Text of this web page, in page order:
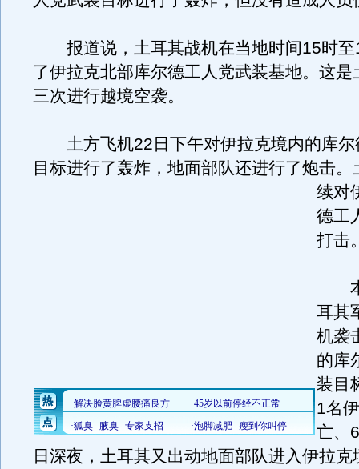
报道说，土耳其战机在当地时间15时至
了伊拉克北部库尔德工人党武装基地。这是
三次进行越境空袭。
土方飞机22日下午对伊拉克境内的库尔
目标进行了轰炸，地面部队还进行了炮击。
续对
德工
打击
本
耳其
机袭
的库
装目
1名
亡、
日深夜，土耳其又出动地面部队进入伊拉克